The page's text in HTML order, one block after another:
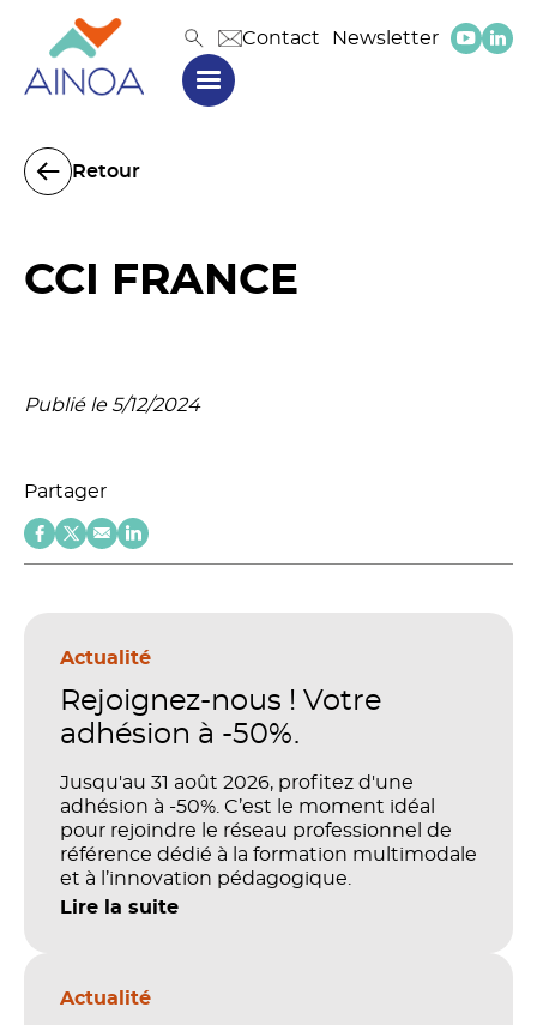
Contact Newsletter
Retour
CCI FRANCE
Publié le 5/12/2024
Partager
Actualité
Rejoignez-nous ! Votre
adhésion à -50%.
Jusqu'au 31 août 2026, profitez d'une
adhésion à -50%. C’est le moment idéal
pour rejoindre le réseau professionnel de
référence dédié à la formation multimodale
et à l’innovation pédagogique.
Lire la suite
Actualité